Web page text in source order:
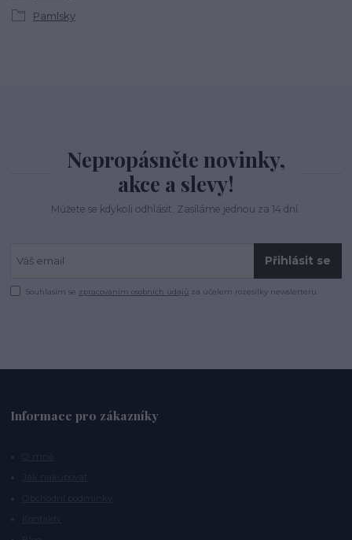
Pamlsky
Nepropásněte novinky,
akce a slevy!
Můžete se kdykoli odhlásit. Zasíláme jednou za 14 dní.
Přihlásit se
Souhlasím se zpracováním osobních údajů za účelem rozesílky newsletteru.
Informace pro zákazníky